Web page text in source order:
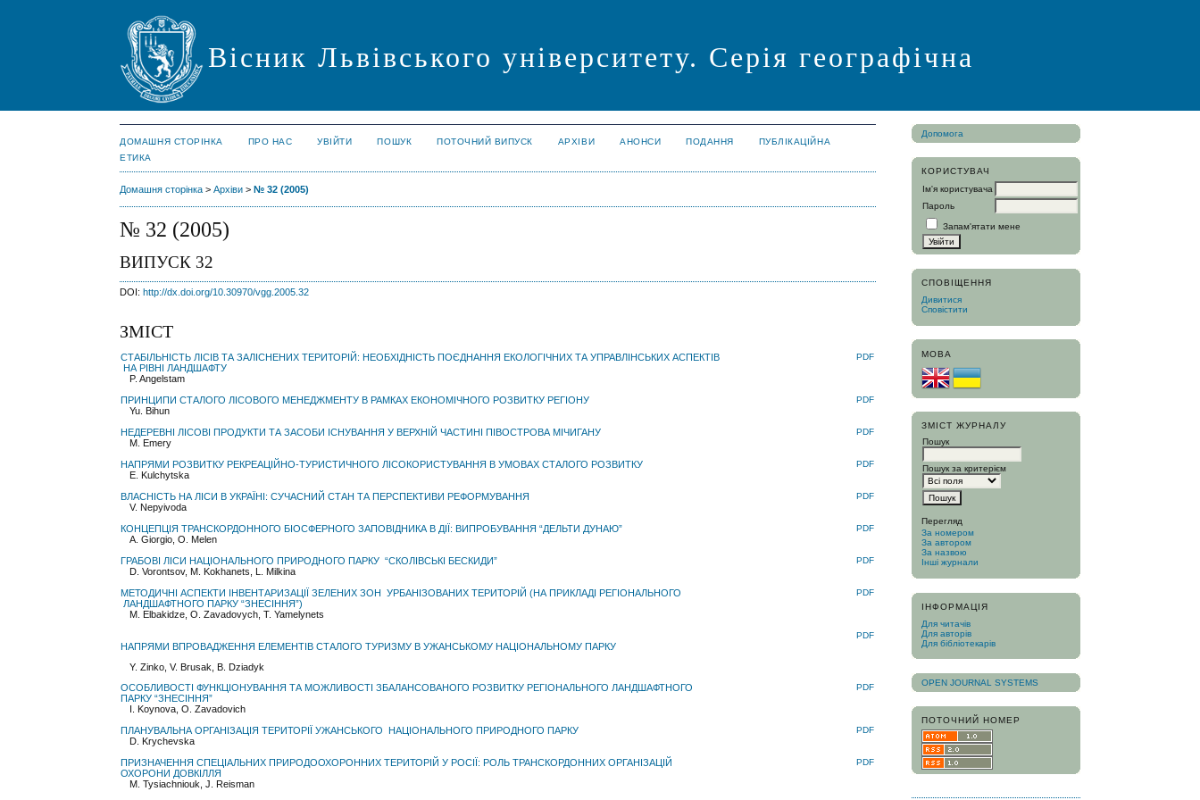
Вісник Львівського університету. Серія географічна
Допомога
КОРИСТУВАЧ
Ім'я користувача
Пароль
Запам'ятати мене
СПОВІЩЕННЯ
Дивитися
Сповістити
МОВА
ЗМІСТ ЖУРНАЛУ
Пошук
Пошук за критерієм
Перегляд
За номером
За автором
За назвою
Інші журнали
ІНФОРМАЦІЯ
Для читачів
Для авторів
Для бібліотекарів
OPEN JOURNAL SYSTEMS
ПОТОЧНИЙ НОМЕР
ДОМАШНЯ СТОРІНКА ПРО НАС УВІЙТИ ПОШУК ПОТОЧНИЙ ВИПУСК АРХІВИ АНОНСИ ПОДАННЯ
ПУБЛІКАЦІЙНА
ЕТИКА
Домашня сторінка >Архіви >№ 32 (2005)
№ 32 (2005)
ВИПУСК 32
DOI: http://dx.doi.org/10.30970/vgg.2005.32
ЗМІСТ
СТАБІЛЬНІСТЬ ЛІСІВ ТА ЗАЛІСНЕНИХ ТЕРИТОРІЙ: НЕОБХІДНІСТЬ ПОЄДНАННЯ ЕКОЛОГІЧНИХ ТА УПРАВЛІНСЬКИХ АСПЕКТІВ
НА РІВНІ ЛАНДШАФТУ
P. Angelstam
PDF
ПРИНЦИПИ СТАЛОГО ЛІСОВОГО МЕНЕДЖМЕНТУ В РАМКАХ ЕКОНОМІЧНОГО РОЗВИТКУ РЕГІОНУ
Yu. Bihun
PDF
НЕДЕРЕВНІ ЛІСОВІ ПРОДУКТИ ТА ЗАСОБИ ІСНУВАННЯ У ВЕРХНІЙ ЧАСТИНІ ПІВОСТРОВА МІЧИГАНУ
M. Emery
PDF
НАПРЯМИ РОЗВИТКУ РЕКРЕАЦІЙНО-ТУРИСТИЧНОГО ЛІСОКОРИСТУВАННЯ В УМОВАХ СТАЛОГО РОЗВИТКУ
E. Kulchytska
PDF
ВЛАСНІСТЬ НА ЛІСИ В УКРАЇНІ: СУЧАСНИЙ СТАН ТА ПЕРСПЕКТИВИ РЕФОРМУВАННЯ
V. Nepyivoda
PDF
КОНЦЕПЦІЯ ТРАНСКОРДОННОГО БІОСФЕРНОГО ЗАПОВІДНИКА В ДІЇ: ВИПРОБУВАННЯ “ДЕЛЬТИ ДУНАЮ”
A. Giorgio, O. Melen
PDF
ГРАБОВІ ЛІСИ НАЦІОНАЛЬНОГО ПРИРОДНОГО ПАРКУ “СКОЛІВСЬКІ БЕСКИДИ”
D. Vorontsov, M. Kokhanets, L. Milkina
PDF
МЕТОДИЧНІ АСПЕКТИ ІНВЕНТАРИЗАЦІЇ ЗЕЛЕНИХ ЗОН УРБАНІЗОВАНИХ ТЕРИТОРІЙ (НА ПРИКЛАДІ РЕГІОНАЛЬНОГО
ЛАНДШАФТНОГО ПАРКУ “ЗНЕСІННЯ”)
M. Elbakidze, O. Zavadovych, T. Yamelynets
PDF
НАПРЯМИ ВПРОВАДЖЕННЯ ЕЛЕМЕНТІВ СТАЛОГО ТУРИЗМУ В УЖАНСЬКОМУ НАЦІОНАЛЬНОМУ ПАРКУ
Y. Zinko, V. Brusak, B. Dziadyk
PDF
ОСОБЛИВОСТІ ФУНКЦІОНУВАННЯ ТА МОЖЛИВОСТІ ЗБАЛАНСОВАНОГО РОЗВИТКУ РЕГІОНАЛЬНОГО ЛАНДШАФТНОГО
ПАРКУ “ЗНЕСІННЯ”
I. Koynova, O. Zavadovich
PDF
ПЛАНУВАЛЬНА ОРГАНІЗАЦІЯ ТЕРИТОРІЇ УЖАНСЬКОГО НАЦІОНАЛЬНОГО ПРИРОДНОГО ПАРКУ
D. Krychevska
PDF
ПРИЗНАЧЕННЯ СПЕЦІАЛЬНИХ ПРИРОДООХОРОННИХ ТЕРИТОРІЙ У РОСІЇ: РОЛЬ ТРАНСКОРДОННИХ ОРГАНІЗАЦІЙ
ОХОРОНИ ДОВКІЛЛЯ
M. Tysiachniouk, J. Reisman
PDF